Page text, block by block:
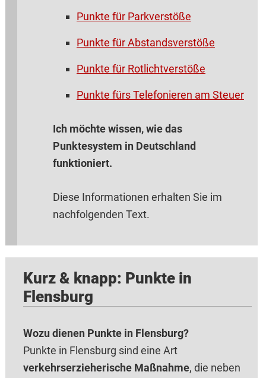
Punkte für Parkverstöße
Punkte für Abstandsverstöße
Punkte für Rotlichtverstöße
Punkte fürs Telefonieren am Steuer
Ich möchte wissen, wie das
Punktesystem in Deutschland
funktioniert.
Diese Informationen erhalten Sie im
nachfolgenden Text.
Kurz & knapp: Punkte in
Flensburg
Wozu dienen Punkte in Flensburg?
Punkte in Flensburg sind eine Art
verkehrserzieherische Maßnahme, die neben